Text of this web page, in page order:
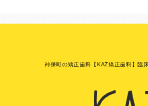
神保町の矯正歯科【KAZ矯正歯科】臨